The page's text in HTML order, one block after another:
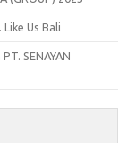
Us Bali
SENAYAN